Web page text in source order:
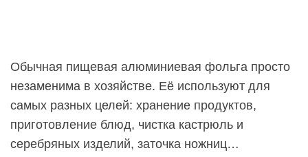
Обычная пищевая алюминиевая фольга просто
незаменима в хозяйстве. Её используют для
самых разных целей: хранение продуктов,
приготовление блюд, чистка кастрюль и
серебряных изделий, заточка ножниц…